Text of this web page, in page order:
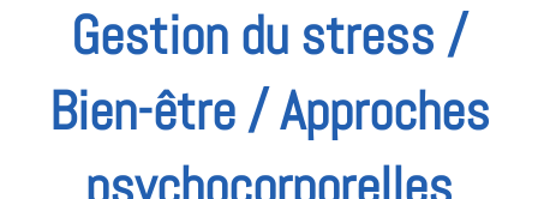
Gestion du stress /
Bien-être / Approches